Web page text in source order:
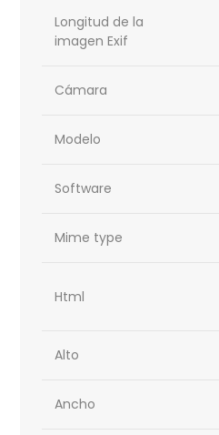
Longitud de la
imagen Exif
Cámara
Modelo
Software
Mime type
Html
Alto
Ancho